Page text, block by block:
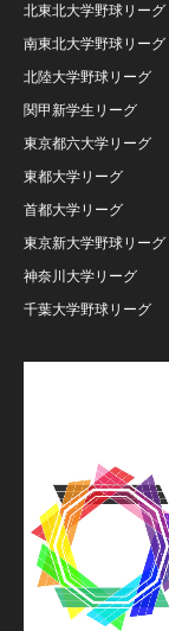
北東北大学野球リーグ
南東北大学野球リーグ
北陸大学野球リーグ
関甲新学生リーグ
東京都六大学リーグ
東都大学リーグ
首都大学リーグ
東京新大学野球リーグ
神奈川大学リーグ
千葉大学野球リーグ